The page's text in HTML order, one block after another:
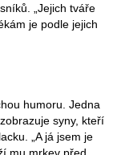
„Jejich tváře
je podle jejich
humoru. Jedna
syny, kteří
„A já jsem je
mu mrkev před